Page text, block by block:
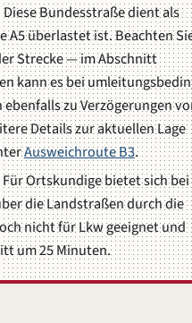
Diese Bundesstraße dient als
überlastet ist. Beachten
Strecke — im Abschnitt
kann es bei
zu Verzögerungen
Details zur aktuellen Lage
Ausweichroute B3.
Für Ortskundige bietet sich bei
die Landstraßen durch die
nicht für Lkw geeignet und
um 25 Minuten.